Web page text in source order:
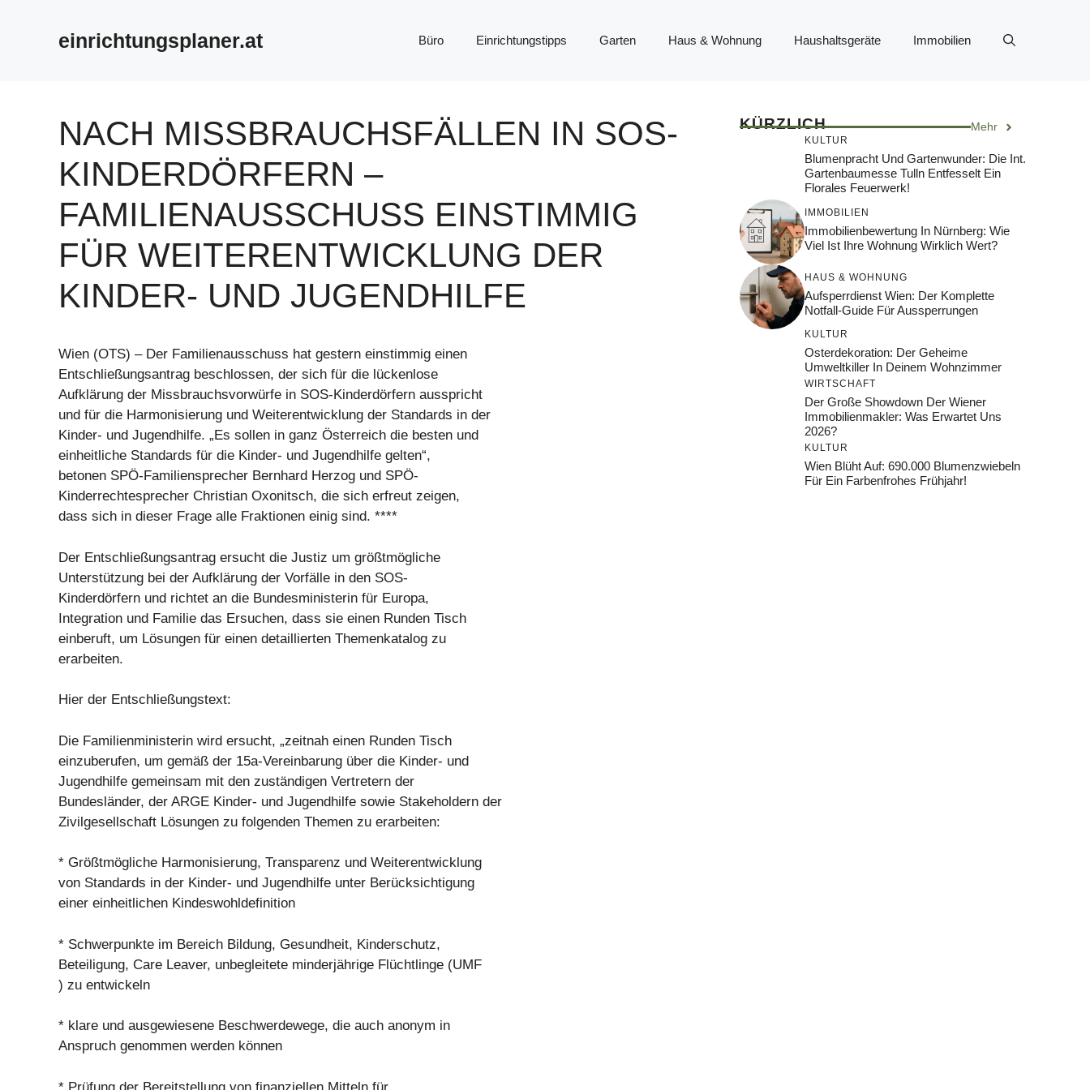
einrichtungsplaner.at Büro Einrichtungstipps Garten Haus & Wohnung Haushaltsgeräte Immobilien
NACH MISSBRAUCHSFÄLLEN IN SOS-
KINDERDÖRFERN –
FAMILIENAUSSCHUSS EINSTIMMIG
FÜR WEITERENTWICKLUNG DER
KINDER- UND JUGENDHILFE
Wien (OTS) – Der Familienausschuss hat gestern einstimmig einen
Entschließungsantrag beschlossen, der sich für die lückenlose
Aufklärung der Missbrauchsvorwürfe in SOS-Kinderdörfern ausspricht
und für die Harmonisierung und Weiterentwicklung der Standards in der
Kinder- und Jugendhilfe. „Es sollen in ganz Österreich die besten und
einheitliche Standards für die Kinder- und Jugendhilfe gelten“,
betonen SPÖ-Familiensprecher Bernhard Herzog und SPÖ-
Kinderrechtesprecher Christian Oxonitsch, die sich erfreut zeigen,
dass sich in dieser Frage alle Fraktionen einig sind. ****
Der Entschließungsantrag ersucht die Justiz um größtmögliche
Unterstützung bei der Aufklärung der Vorfälle in den SOS-
Kinderdörfern und richtet an die Bundesministerin für Europa,
Integration und Familie das Ersuchen, dass sie einen Runden Tisch
einberuft, um Lösungen für einen detaillierten Themenkatalog zu
erarbeiten.
Hier der Entschließungstext:
Die Familienministerin wird ersucht, „zeitnah einen Runden Tisch
einzuberufen, um gemäß der 15a-Vereinbarung über die Kinder- und
Jugendhilfe gemeinsam mit den zuständigen Vertretern der
Bundesländer, der ARGE Kinder- und Jugendhilfe sowie Stakeholdern der
Zivilgesellschaft Lösungen zu folgenden Themen zu erarbeiten:
* Größtmögliche Harmonisierung, Transparenz und Weiterentwicklung
von Standards in der Kinder- und Jugendhilfe unter Berücksichtigung
einer einheitlichen Kindeswohldefinition
* Schwerpunkte im Bereich Bildung, Gesundheit, Kinderschutz,
Beteiligung, Care Leaver, unbegleitete minderjährige Flüchtlinge (UMF
) zu entwickeln
* klare und ausgewiesene Beschwerdewege, die auch anonym in
Anspruch genommen werden können
* Prüfung der Bereitstellung von finanziellen Mitteln für
KÜRZLICH Mehr
KULTUR
Blumenpracht Und Gartenwunder: Die Int.
Gartenbaumesse Tulln Entfesselt Ein
Florales Feuerwerk!
IMMOBILIEN
Immobilienbewertung In Nürnberg: Wie
Viel Ist Ihre Wohnung Wirklich Wert?
HAUS & WOHNUNG
Aufsperrdienst Wien: Der Komplette
Notfall-Guide Für Aussperrungen
KULTUR
Osterdekoration: Der Geheime
Umweltkiller In Deinem Wohnzimmer
WIRTSCHAFT
Der Große Showdown Der Wiener
Immobilienmakler: Was Erwartet Uns
2026?
KULTUR
Wien Blüht Auf: 690.000 Blumenzwiebeln
Für Ein Farbenfrohes Frühjahr!